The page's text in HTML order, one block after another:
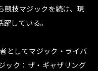
競技マジックを続け、現
している。
としてマジック・ライバ
ック：ザ・ギャザリング